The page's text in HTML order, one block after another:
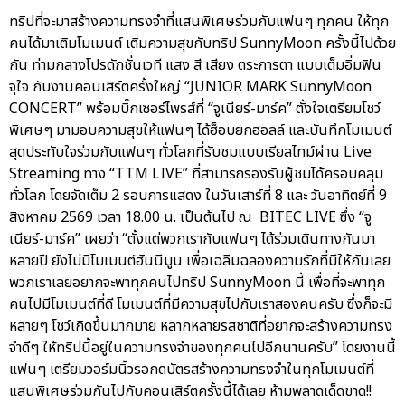
ทริปที่จะมาสร้างความทรงจำที่แสนพิเศษร่วมกับแฟนๆ ทุกคน ให้ทุก
คนได้มาเติมโมเมนต์ เติมความสุขกับทริป SunnyMoon ครั้งนี้ไปด้วย
กัน ท่ามกลางโปรดักชั่นเวที แสง สี เสียง ตระการตา แบบเต็มอิ่มฟิน
จุใจ กับงานคอนเสิร์ตครั้งใหญ่ “JUNIOR MARK SunnyMoon
CONCERT” พร้อมบิ๊กเซอร์ไพรส์ที่ “จูเนียร์-มาร์ค” ตั้งใจเตรียมโชว์
พิเศษๆ มามอบความสุขให้แฟนๆ ได้ฮ็อบยกฮอลล์ และบันทึกโมเมนต์
สุดประทับใจร่วมกับแฟนๆ ทั่วโลกที่รับชมแบบเรียลไทม์ผ่าน Live
Streaming ทาง “TTM LIVE” ที่สามารถรองรับผู้ชมได้ครอบคลุม
ทั่วโลก โดยจัดเต็ม 2 รอบการแสดง ในวันเสาร์ที่ 8 และ วันอาทิตย์ที่ 9
สิงหาคม 2569 เวลา 18.00 น. เป็นต้นไป ณ BITEC LIVE ซึ่ง “จู
เนียร์-มาร์ค” เผยว่า “ตั้งแต่พวกเรากับแฟนๆ ได้ร่วมเดินทางกันมา
หลายปี ยังไม่มีโมเมนต์ฮันนีมูน เพื่อเฉลิมฉลองความรักที่มีให้กันเลย
พวกเราเลยอยากจะพาทุกคนไปทริป SunnyMoon นี้ เพื่อที่จะพาทุก
คนไปมีโมเมนต์ที่ดี โมเมนต์ที่มีความสุขไปกับเราสองคนครับ ซึ่งก็จะมี
หลายๆ โชว์เกิดขึ้นมากมาย หลากหลายรสชาติที่อยากจะสร้างความทรง
จำดีๆ ให้ทริปนี้อยู่ในความทรงจำของทุกคนไปอีกนานครับ” โดยงานนี้
แฟนๆ เตรียมวอร์มนิ้วรอกดบัตรสร้างความทรงจำในทุกโมเมนต์ที่
แสนพิเศษร่วมกันไปกับคอนเสิร์ตครั้งนี้ได้เลย ห้ามพลาดเด็ดขาด!!